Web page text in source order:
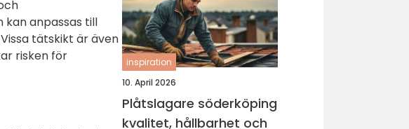
anpassas till
tätskikt är även
risken för
inspiration
10. April 2026
Plåtslagare söderköping
kvalitet, hållbarhet och